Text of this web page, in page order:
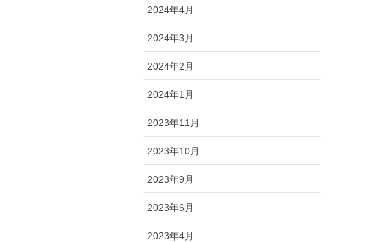
2024年4月
2024年3月
2024年2月
2024年1月
2023年11月
2023年10月
2023年9月
2023年6月
2023年4月